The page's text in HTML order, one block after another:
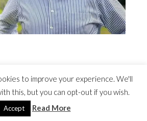
©2022 Costel Avram
to improve your experience. We'll
this, but you can opt-out if you wish.
Accept Read More